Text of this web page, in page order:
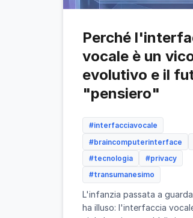
Perché
vocale è un
evolutivo e il
"pensiero"
#interfacciavocale
#braincomputerinterface
#tecnologia
#privacy
#transumanesimo
L'infanzia passata a
ha illuso: l'interfaccia